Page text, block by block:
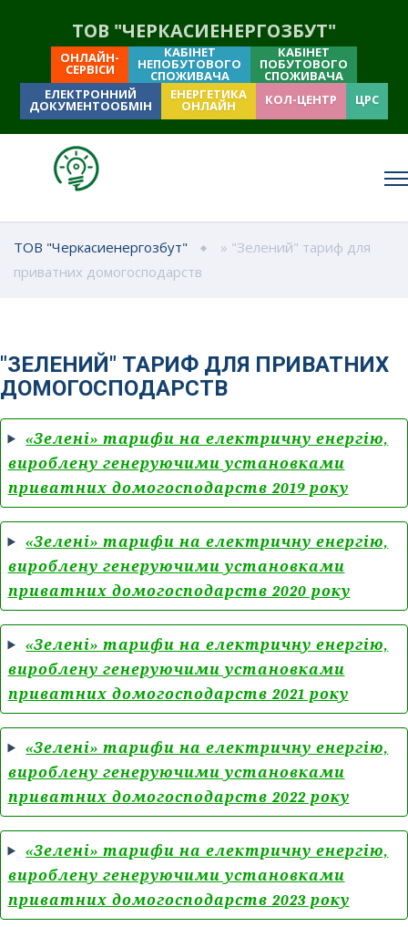
ТОВ "ЧЕРКАСИЕНЕРГОЗБУТ"
ОНЛАЙН-
СЕРВІСИ
КАБІНЕТ
НЕПОБУТОВОГО
СПОЖИВАЧА
КАБІНЕТ
ПОБУТОВОГО
СПОЖИВАЧА
ЕЛЕКТРОННИЙ
ДОКУМЕНТООБМІН
ЕНЕРГЕТИКА
ОНЛАЙН КОЛ-ЦЕНТР ЦРС
ТОВ "Черкасиенергозбут"
» "Зелений" тариф для
приватних домогосподарств
"ЗЕЛЕНИЙ" ТАРИФ ДЛЯ ПРИВАТНИХ
ДОМОГОСПОДАРСТВ
«Зелені» тарифи на електричну енергію,
вироблену генеруючими установками
приватних домогосподарств 2019 року
«Зелені» тарифи на електричну енергію,
вироблену генеруючими установками
приватних домогосподарств 2020 року
«Зелені» тарифи на електричну енергію,
вироблену генеруючими установками
приватних домогосподарств 2021 року
«Зелені» тарифи на електричну енергію,
вироблену генеруючими установками
приватних домогосподарств 2022 року
«Зелені» тарифи на електричну енергію,
вироблену генеруючими установками
приватних домогосподарств 2023 року